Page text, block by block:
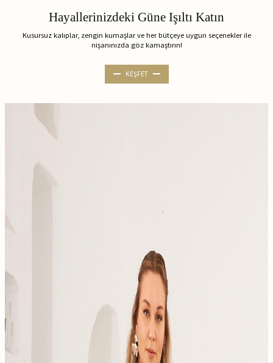
Hayallerinizdeki Güne Işıltı Katın
Kusursuz kalıplar, zengin kumaşlar ve her bütçeye uygun seçenekler ile
nişanınızda göz kamaştırın!
KEŞFET